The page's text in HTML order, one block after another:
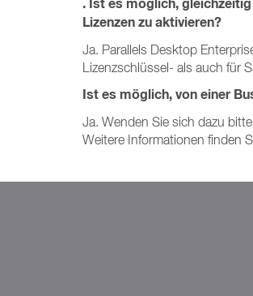
. Ist es möglich,
Lizenzen zu aktivieren?
Ja. Parallels Desktop
Lizenzschlüssel- als auch für
Ist es möglich, von einer
Ja. Wenden Sie sich dazu
Weitere Informationen finden